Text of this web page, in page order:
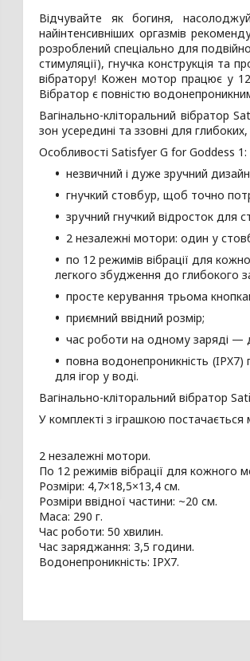
Відчувайте як богиня,
найінтенсивніших оргазмів
розроблений спеціально для
стимуляції), гнучка конструкція та
вібратору! Кожен мотор працює у 12
Вібратор є повністю
Вагінально-кліторальний вібратор
зон усередині та ззовні для
Особливості Satisfyer G for Goddess 1:
незвичний і дуже зручний
гнучкий стовбур, щоб точно
зручний гнучкий відросток для
2 незалежні мотори: один у
по 12 режимів вібрації для
легкого збудження до глибокого
просте керування трьома
приємний ввідний розмір;
час роботи на одному заряді —
повна водонепроникність
для ігор у воді.
Вагінально-кліторальний вібратор
У комплекті з іграшкою
2 незалежні мотори.
По 12 режимів вібрації для кожного
Розміри: 4,7×18,5×13,4 см.
Розміри ввідної частини: ~20 см.
Маса: 290 г.
Час роботи: 50 хвилин.
Час заряджання: 3,5 години.
Водонепроникність: IPX7.